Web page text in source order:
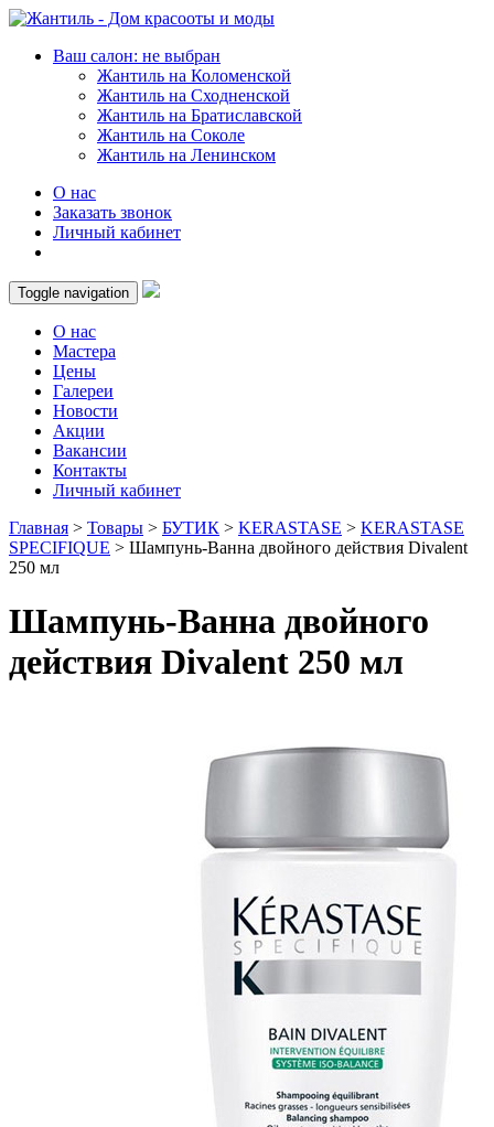
Ваш салон: не выбран
Жантиль на Коломенской
Жантиль на Сходненской
Жантиль на Братиславской
Жантиль на Соколе
Жантиль на Ленинском
О нас
Заказать звонок
Личный кабинет
Toggle navigation
О нас
Мастера
Цены
Галереи
Новости
Акции
Вакансии
Контакты
Личный кабинет
Главная > Товары > БУТИК > KERASTASE > KERASTASE
SPECIFIQUE > Шампунь-Ванна двойного действия Divalent
250 мл
Шампунь-Ванна двойного
действия Divalent 250 мл